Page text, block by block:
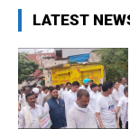
LATEST